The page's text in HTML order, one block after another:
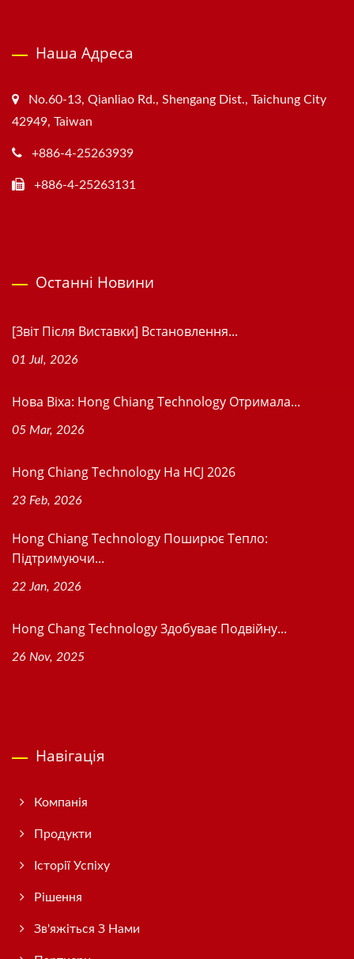
Наша Адреса
No.60-13, Qianliao Rd., Shengang Dist., Taichung City
42949, Taiwan
+886-4-25263939
+886-4-25263131
Останні Новини
[Звіт Після Виставки] Встановлення...
01 Jul, 2026
Нова Віхa: Hong Chiang Technology Отримала...
05 Mar, 2026
Hong Chiang Technology На HCJ 2026
23 Feb, 2026
Hong Chiang Technology Поширює Тепло:
Підтримуючи...
22 Jan, 2026
Hong Chang Technology Здобуває Подвійну...
26 Nov, 2025
Навігація
Компанія
Продукти
Історії Успіху
Рішення
Зв'яжіться З Нами